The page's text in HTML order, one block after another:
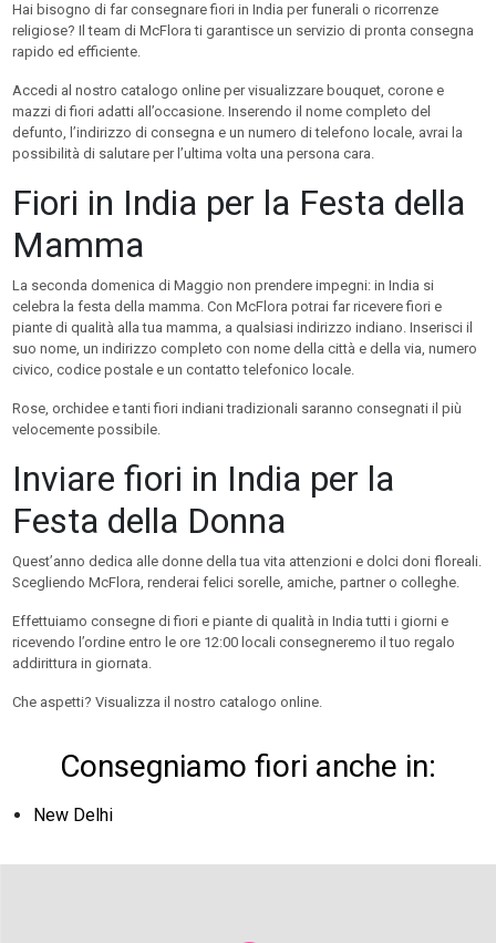
Hai bisogno di far consegnare fiori in India per funerali o ricorrenze
religiose? Il team di McFlora ti garantisce un servizio di pronta consegna
rapido ed efficiente.
Accedi al nostro catalogo online per visualizzare bouquet, corone e
mazzi di fiori adatti all’occasione. Inserendo il nome completo del
defunto, l’indirizzo di consegna e un numero di telefono locale, avrai la
possibilità di salutare per l’ultima volta una persona cara.
Fiori in India per la Festa della
Mamma
La seconda domenica di Maggio non prendere impegni: in India si
celebra la festa della mamma. Con McFlora potrai far ricevere fiori e
piante di qualità alla tua mamma, a qualsiasi indirizzo indiano. Inserisci il
suo nome, un indirizzo completo con nome della città e della via, numero
civico, codice postale e un contatto telefonico locale.
Rose, orchidee e tanti fiori indiani tradizionali saranno consegnati il più
velocemente possibile.
Inviare fiori in India per la
Festa della Donna
Quest’anno dedica alle donne della tua vita attenzioni e dolci doni floreali.
Scegliendo McFlora, renderai felici sorelle, amiche, partner o colleghe.
Effettuiamo consegne di fiori e piante di qualità in India tutti i giorni e
ricevendo l’ordine entro le ore 12:00 locali consegneremo il tuo regalo
addirittura in giornata.
Che aspetti? Visualizza il nostro catalogo online.
Consegniamo fiori anche in:
New Delhi